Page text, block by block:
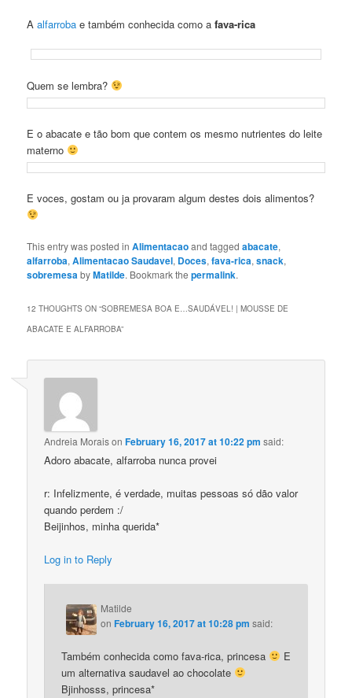
Aalfarroba e também conhecida como afava-rica
Quem se lembra?
E o abacate e tão bom que contem os mesmo nutrientes do leite
materno
E voces, gostam ou ja provaram algum destes dois alimentos?
This entry was posted inAlimentacaoand taggedabacate,
alfarroba,Alimentacao Saudavel, Doces,fava-rica,snack,
sobremesabyMatilde. Bookmark thepermalink.
12 THOUGHTS ON “SOBREMESA BOA E…SAUDÁVEL! | MOUSSE DE
ABACATE E ALFARROBA”
Andreia MoraisonFebruary 16, 2017 at 10:22 pm said:
Adoro abacate, alfarroba nunca provei
r: Infelizmente, é verdade, muitas pessoas só dão valor
quando perdem :/
Beijinhos, minha querida*
Log in to Reply
Matilde
onFebruary 16, 2017 at 10:28 pm said:
Também conhecida como fava-rica, princesa
E
um alternativa saudavel ao chocolate
Bjinhosss, princesa*